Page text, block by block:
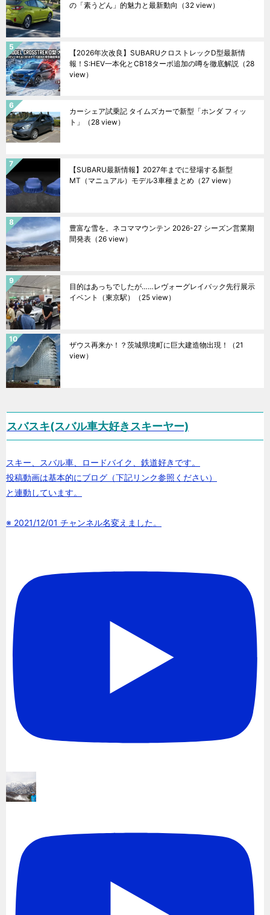
の「素うどん」的魅力と最新動向 （32 view）
【2026年次改良】SUBARUクロストレックD型最新情
報！S:HEV一本化とCB18ターボ追加の噂を徹底解説 （28
view）
カーシェア試乗記 タイムズカーで新型「ホンダ フィッ
ト」
（28 view）
【SUBARU最新情報】2027年までに登場する新型
MT（マニュアル）モデル3車種まとめ （27 view）
豊富な雪を。ネコママウンテン 2026-27 シーズン営業期
間発表 （26 view）
目的はあっちでしたが……レヴォーグレイバック先行展示
イベント（東京駅）
（25 view）
ザウス再来か！？茨城県境町に巨大建造物出現！
（21
view）
スバスキ(スバル車大好きスキーヤー)
スキー、スバル車、ロードバイク、鉄道好きです。
投稿動画は基本的にブログ（下記リンク参照ください）
と連動しています。
※ 2021/12/01 チャンネル名変えました。